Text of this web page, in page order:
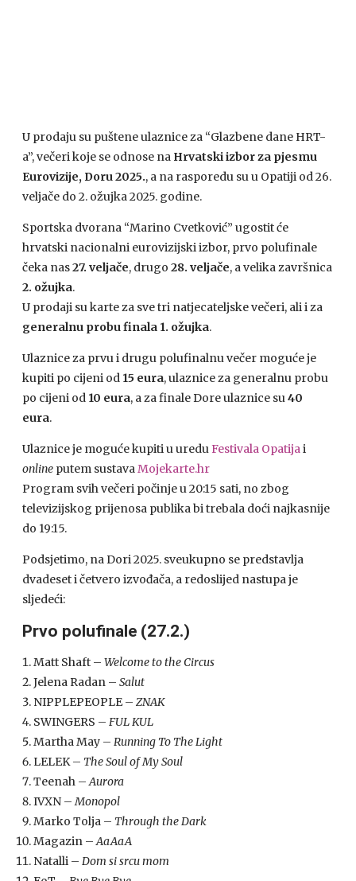
U prodaju su puštene ulaznice za “Glazbene dane HRT-
a”, večeri koje se odnose na Hrvatski izbor za pjesmu
Eurovizije, Doru 2025., a na rasporedu su u Opatiji od 26.
veljače do 2. ožujka 2025. godine.
Sportska dvorana “Marino Cvetković” ugostit će
hrvatski nacionalni eurovizijski izbor, prvo polufinale
čeka nas27. veljače, drugo 28. veljače, a velika završnica
2. ožujka.
U prodaji su karte za sve tri natjecateljske večeri, ali i za
generalnu probu finala 1. ožujka.
Ulaznice za prvu i drugu polufinalnu večer moguće je
kupiti po cijeni od 15 eura, ulaznice za generalnu probu
po cijeni od 10 eura, a za finale Dore ulaznice su40
eura.
Ulaznice je moguće kupiti u ureduFestivala Opatijai
online putem sustavaMojekarte.hr
Program svih večeri počinje u 20:15 sati, no zbog
televizijskog prijenosa publika bi trebala doći najkasnije
do 19:15.
Podsjetimo, na Dori 2025. sveukupno se predstavlja
dvadeset i četvero izvođača, a redoslijed nastupa je
sljedeći:
Prvo polufinale (27.2.)
Matt Shaft – Welcome to the Circus
Jelena Radan – Salut
NIPPLEPEOPLE – ZNAK
SWINGERS – FUL KUL
Martha May – Running To The Light
LELEK – The Soul of My Soul
Teenah –Aurora
IVXN –Monopol
Marko Tolja – Through the Dark
Magazin –AaAaA
Natalli – Dom si srcu mom